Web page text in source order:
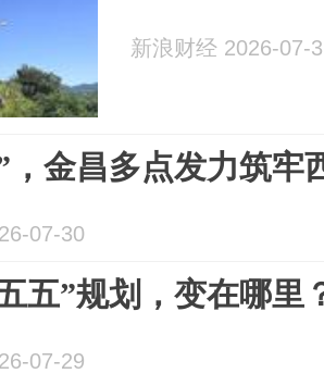
新浪财经 2026-07-
，金昌多点发力筑牢
07-30
五”规划，变在哪里
07-29